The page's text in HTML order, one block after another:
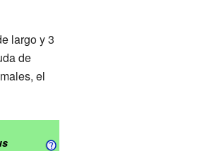
largo y 3
de
el